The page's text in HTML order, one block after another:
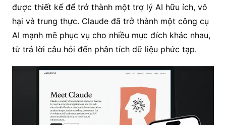
được thiết kế để trở thành một trợ lý AI hữu ích, vô
hại và trung thực. Claude đã trở thành một công cụ
AI mạnh mẽ phục vụ cho nhiều mục đích khác nhau,
từ trả lời câu hỏi đến phân tích dữ liệu phức tạp.